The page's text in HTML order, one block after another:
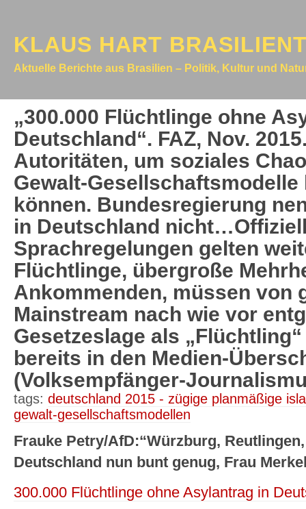
KLAUS HART
Aktuelle Berichte aus Brasilien – Politik, Kultur und
„300.000 Flüchtlinge ohne
Deutschland“. FAZ, Nov.
Autoritäten, um soziales
Gewalt-
können. Bundesregierung
in Deutschland
Sprachregelungen gelten
Flüchtlinge, übergroße
Ankommenden, müssen von
Mainstream nach wie vor
Gesetzeslage als
bereits in den Medien-
(Volksempfänger-
tags: deutschland 2015 - zügige planmäßige
gewalt-gesellschaftsmodellen
Frauke Petry/AfD:“Würzburg,
Deutschland nun bunt genug, Frau
300.000 Flüchtlinge ohne Asylantrag in